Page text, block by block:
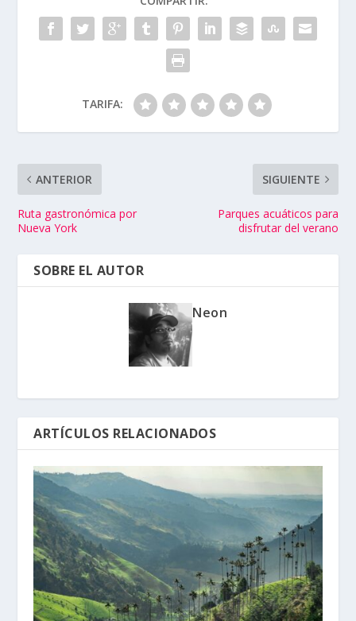
TARIFA:
ANTERIOR
Ruta gastronómica por
Nueva York
SIGUIENTE
Parques acuáticos para
disfrutar del verano
SOBRE EL AUTOR
Neon
ARTÍCULOS RELACIONADOS